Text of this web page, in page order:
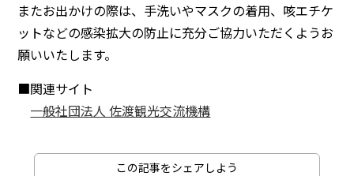
またお出かけの際は、手洗いやマスクの着用、咳エチケ
ットなどの感染拡大の防止に充分ご協力いただくようお
願いいたします。
■関連サイト
一般社団法人 佐渡観光交流機構
この記事をシェアしよう